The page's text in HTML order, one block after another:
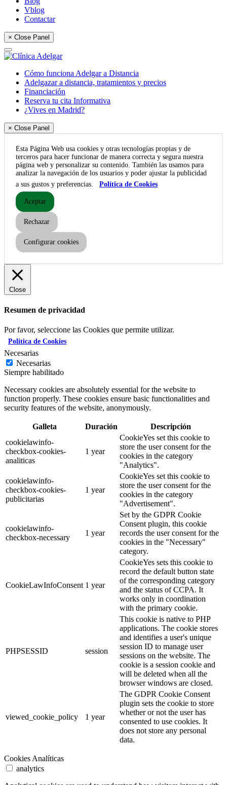
Vblog
Contactar
× Close Panel
Cómo funciona Adelgar a Distancia
Adelgazar a distancia, tratamientos y precios
Financiación
Reserva tu cita Informativa
¿Vives en Madrid?
× Close Panel
Esta Página Web usa cookies y otras tecnologías propias y de
terceros para hacer funcionar de manera correcta y segura nuestra
página web y personalizar su contenido. También las usamos para
analizar la navegación de los usuarios y poder ajustar la publicidad
a sus gustos y preferencias.
Política de Cookies
Aceptar
Rechazar
Configurar cookies
Close
Resumen de privacidad
Por favor, seleccione las Cookies que permite utilizar.
Política de Cookies
Necesarias
Necesarias
Siempre habilitado
Necessary cookies are absolutely essential for the website to
function properly. These cookies ensure basic functionalities and
security features of the website, anonymously.
Galleta Duración
Descripción
cookielawinfo-
checkbox-cookies-
analiticas
1 year
CookieYes set this cookie to
store the user consent for the
cookies in the category
"Analytics".
cookielawinfo-
checkbox-cookies-
publicitarias
1 year
CookieYes set this cookie to
store the user consent for the
cookies in the category
"Advertisement".
cookielawinfo-
checkbox-necessary
1 year
Set by the GDPR Cookie
Consent plugin, this cookie
records the user consent for the
cookies in the "Necessary"
category.
CookieLawInfoConsent 1 year
CookieYes sets this cookie to
record the default button state
of the corresponding category
and the status of CCPA. It
works only in coordination
with the primary cookie.
PHPSESSID session
This cookie is native to PHP
applications. The cookie stores
and identifies a user's unique
session ID to manage user
sessions on the website. The
cookie is a session cookie and
will be deleted when all the
browser windows are closed.
viewed_cookie_policy 1 year
The GDPR Cookie Consent
plugin sets the cookie to store
whether or not the user has
consented to use cookies. It
does not store any personal
data.
Cookies Analíticas
analytics